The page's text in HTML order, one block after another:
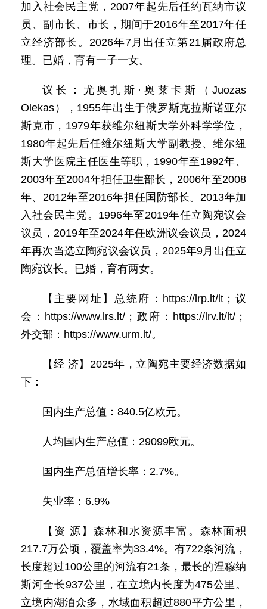
加入社会民主党，2007年起先后任约瓦纳市议
员、副市长、市长，期间于2016年至2017年任
立经济部长。2026年7月出任立第21届政府总
理。已婚，育有一子一女。
议长：尤奥扎斯·奥莱卡斯（Juozas
Olekas），1955年出生于俄罗斯克拉斯诺亚尔
斯克市，1979年获维尔纽斯大学外科学学位，
1980年起先后任维尔纽斯大学副教授、维尔纽
斯大学医院主任医生等职，1990年至1992年、
2003年至2004年担任卫生部长，2006年至2008
年、2012年至2016年担任国防部长。2013年加
入社会民主党。1996年至2019年任立陶宛议会
议员，2019年至2024年任欧洲议会议员，2024
年再次当选立陶宛议会议员，2025年9月出任立
陶宛议长。已婚，育有两女。
【主要网址】总统府：https://lrp.lt/lt；议
会：https://www.lrs.lt/；政府：https://lrv.lt/lt/；
外交部：https://www.urm.lt/。
【经 济】2025年，立陶宛主要经济数据如
下：
国内生产总值：840.5亿欧元。
人均国内生产总值：29099欧元。
国内生产总值增长率：2.7%。
失业率：6.9%
【资 源】森林和水资源丰富。森林面积
217.7万公顷，覆盖率为33.4%。有722条河流，
长度超过100公里的河流有21条，最长的涅穆纳
斯河全长937公里，在立境内长度为475公里。
立境内湖泊众多，水域面积超过880平方公里，